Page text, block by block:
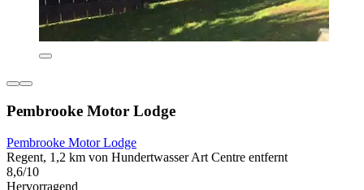
Pembrooke Motor Lodge
Pembrooke Motor Lodge
Regent, 1,2 km von Hundertwasser Art Centre entfernt
8,6/10
Hervorragend